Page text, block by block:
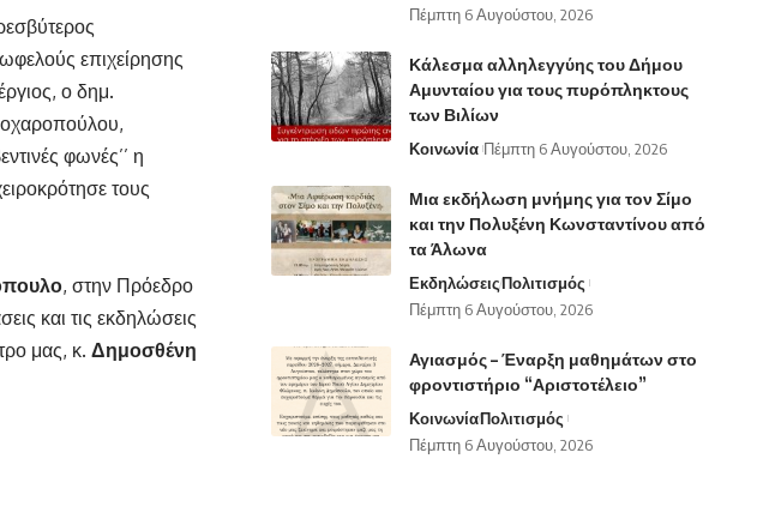
επιχείρησης
ο δημ.
φωνές’’ η
τους
, στην Πρόεδρο
και τις εκδηλώσεις
μας, κ. Δημοσθένη
Πέμπτη 6 Αυγούστου, 2026
Κάλεσμα αλληλεγγύης του Δήμου
Αμυνταίου για τους πυρόπληκτους
των Βιλίων
Κοινωνία Πέμπτη 6 Αυγούστου, 2026
Μια εκδήλωση μνήμης για τον Σίμο
και την Πολυξένη Κωνσταντίνου από
τα Άλωνα
ΕκδηλώσειςΠολιτισμός
Πέμπτη 6 Αυγούστου, 2026
Αγιασμός – Έναρξη μαθημάτων στο
φροντιστήριο “Αριστοτέλειο”
ΚοινωνίαΠολιτισμός
Πέμπτη 6 Αυγούστου, 2026